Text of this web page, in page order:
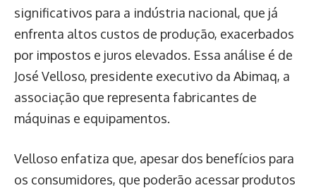
significativos para a indústria nacional, que já
enfrenta altos custos de produção, exacerbados
por impostos e juros elevados. Essa análise é de
José Velloso, presidente executivo da Abimaq, a
associação que representa fabricantes de
máquinas e equipamentos.
Velloso enfatiza que, apesar dos benefícios para
os consumidores, que poderão acessar produtos